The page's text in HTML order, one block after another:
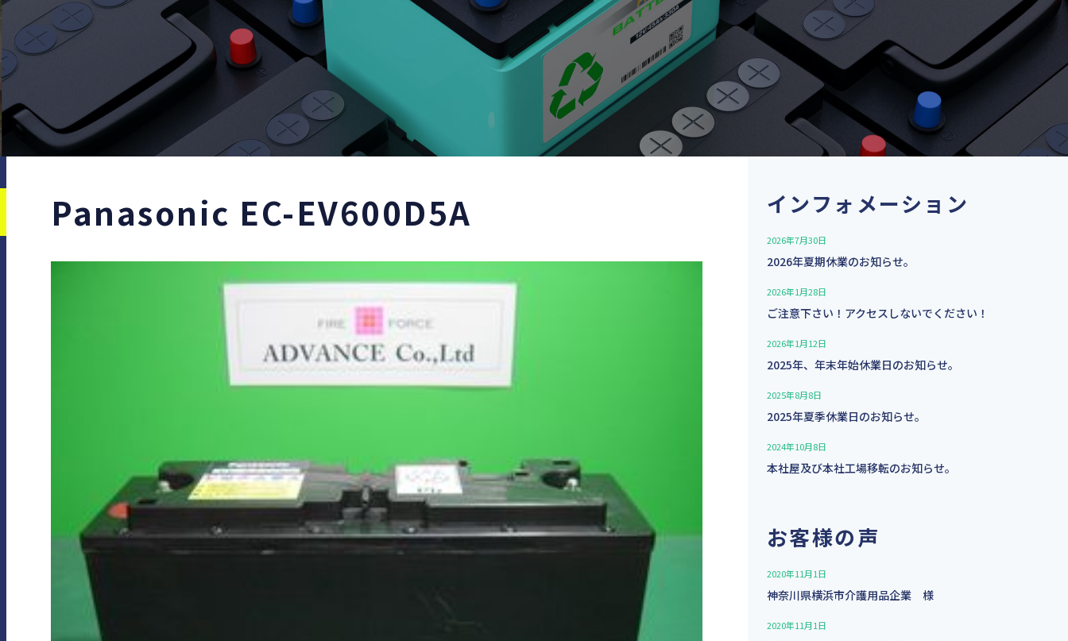
Panasonic EC-EV600D5A インフォメーション
2026年7月30日
2026年夏期休業のお知らせ。
2026年1月28日
ご注意下さい！アクセスしないでください！
2026年1月12日
2025年、年末年始休業日のお知らせ。
2025年8月8日
2025年夏季休業日のお知らせ。
2024年10月8日
本社屋及び本社工場移転のお知らせ。
お客様の声
2020年11月1日
神奈川県横浜市介護用品企業 様
2020年11月1日